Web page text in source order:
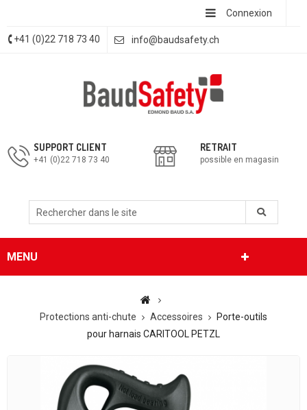
Connexion
+41 (0)22 718 73 40 info@baudsafety.ch
SUPPORT CLIENT
+41 (0)22 718 73 40
RETRAIT
possible en magasin
MENU
Protections anti-chute Accessoires
Porte-outils
pour harnais CARITOOL PETZL